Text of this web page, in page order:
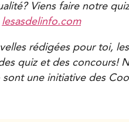
Viens faire notre
lesasdelinfo.com
rédigées pour toi,
quiz et des concours!
sont une initiative des